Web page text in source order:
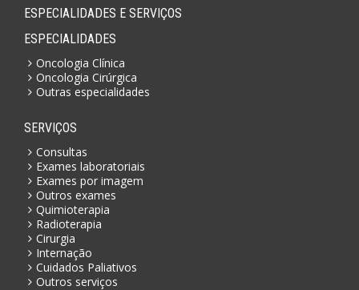
ESPECIALIDADES E SERVIÇOS
ESPECIALIDADES
Oncologia Clínica
Oncologia Cirúrgica
Outras especialidades
SERVIÇOS
Consultas
Exames laboratoriais
Exames por imagem
Outros exames
Quimioterapia
Radioterapia
Cirurgia
Internação
Cuidados Paliativos
Outros serviços